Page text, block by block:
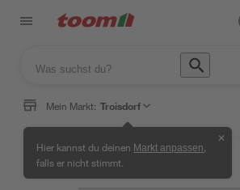
Mein Markt: Troisdorf
Hier kannst du deinen Markt anpassen
falls er nicht stimmt.
✕
Nützlinge & Schädlinge